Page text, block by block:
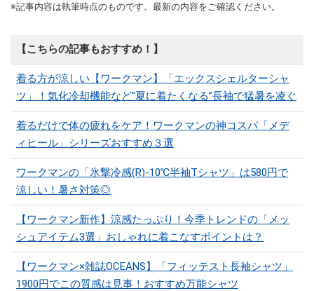
※記事内容は執筆時点のものです。最新の内容をご確認ください。
【こちらの記事もおすすめ！】
着る方が涼しい【ワークマン】「エックスシェルターシャ
ツ」！気化冷却機能など“夏に着たくなる”長袖で猛暑を凌ぐ
着るだけで体の疲れをケア！ワークマンの神コスパ「メデ
ィヒール」シリーズおすすめ３選
ワークマンの「氷撃冷感(R)-10℃半袖Tシャツ」は580円で
涼しい！暑さ対策◎
【ワークマン新作】涼感たっぷり！今季トレンドの「メッ
シュアイテム3選」おしゃれに着こなすポイントは？
【ワークマン×雑誌OCEANS】「フィッテスト長袖シャツ」
1900円でこの質感は見事！おすすめ万能シャツ